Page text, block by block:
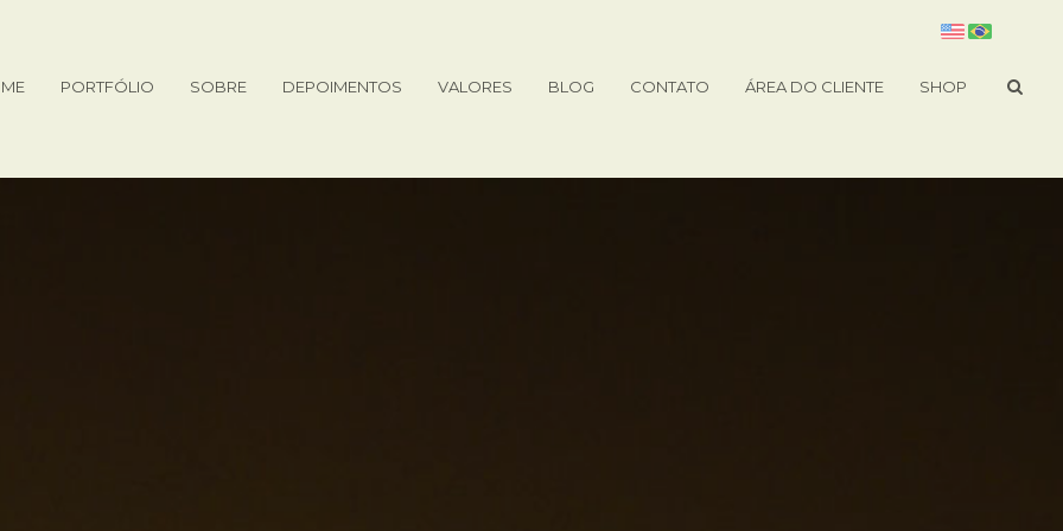
PORTFÓLIO SOBRE DEPOIMENTOS VALORES BLOG CONTATO ÁREA DO CLIENTE SHOP